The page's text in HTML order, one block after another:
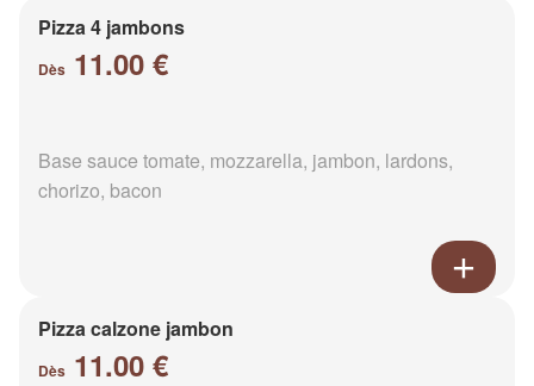
Pizza 4 jambons
Dès 11.00 €
Base sauce tomate, mozzarella, jambon, lardons,
chorizo, bacon
Pizza calzone jambon
Dès 11.00 €